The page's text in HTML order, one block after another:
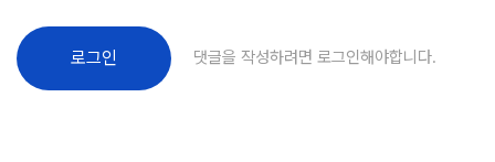
로그인 댓글을 작성하려면 로그인해야합니다.